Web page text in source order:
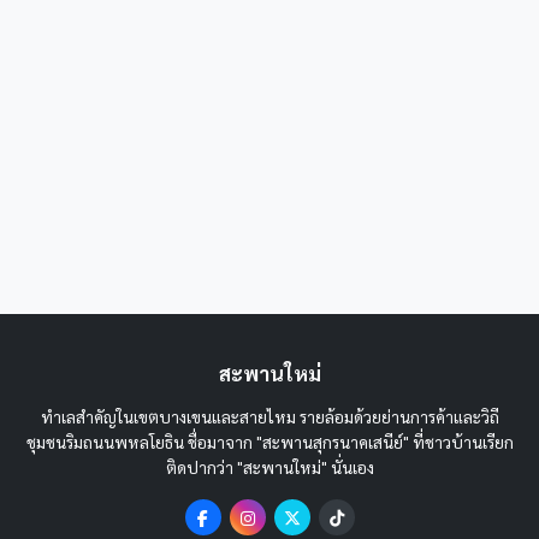
สะพานใหม่
ทำเลสำคัญในเขตบางเขนและสายไหม รายล้อมด้วยย่านการค้าและวิถี
ชุมชนริมถนนพหลโยธิน ชื่อมาจาก "สะพานสุกรนาคเสนีย์" ที่ชาวบ้านเรียก
ติดปากว่า "สะพานใหม่" นั่นเอง